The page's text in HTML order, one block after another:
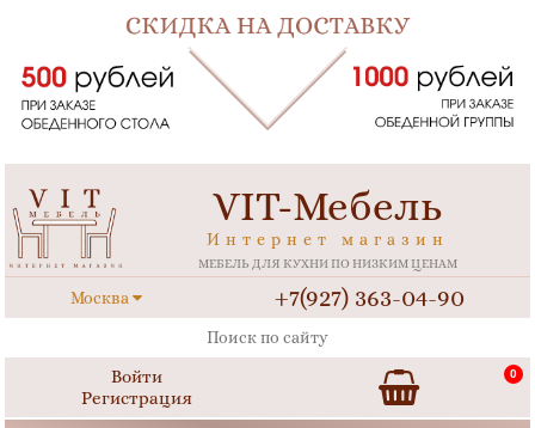
VIT-Мебель
Интернет магазин
МЕБЕЛЬ ДЛЯ КУХНИ ПО НИЗКИМ ЦЕНАМ
Москва +7(927) 363-04-90
Войти
Регистрация
0